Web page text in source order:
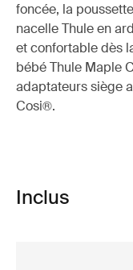
foncée, la
nacelle Thule en
et confortable dès
bébé Thule Maple
adaptateurs siège
Cosi®.
Inclus